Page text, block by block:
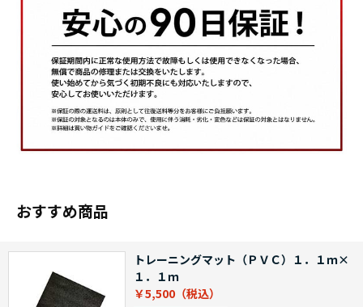
おすすめ商品
トレーニングマット（ＰＶＣ）１．１ｍ×
１．１ｍ
￥5,500